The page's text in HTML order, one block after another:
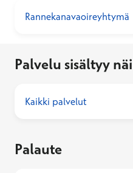
Rannekanavaoireyhtymä
Palvelu sisältyy
Kaikki palvelut
Palaute